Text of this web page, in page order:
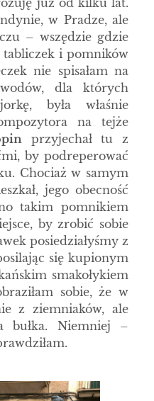
w Pradze, ale
– wszędzie gdzie
i pomników
nie spisałam na
dla których
była właśnie
na tejże
przyjechał tu z
by podreperować
Chociaż w samym
jego obecność
takim pomnikiem
by zrobić sobie
posiedziałyśmy z
się kupionym
smakołykiem
sobie, że w
z ziemniaków, ale
bułka. Niemniej –